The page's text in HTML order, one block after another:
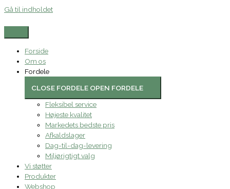
Gå til indholdet
Forside
Om os
Fordele
CLOSE FORDELE OPEN FORDELE
Fleksibel service
Højeste kvalitet
Markedets bedste pris
Afkaldslager
Dag-til-dag-levering
Miljørigtigt valg
Vi støtter
Produkter
Webshop